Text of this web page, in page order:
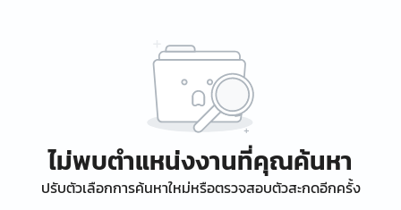
ไม่พบตำแหน่งงานที่คุณค้นหา
ปรับตัวเลือกการค้นหาใหม่หรือตรวจสอบตัวสะกดอีกครั้ง